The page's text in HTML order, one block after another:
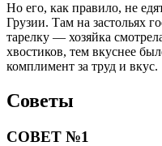
Но его, как правило, не
Грузии. Там на застольях
тарелку — хозяйка
хвостиков, тем вкуснее
комплимент за труд и вкус.
Советы
СОВЕТ №1